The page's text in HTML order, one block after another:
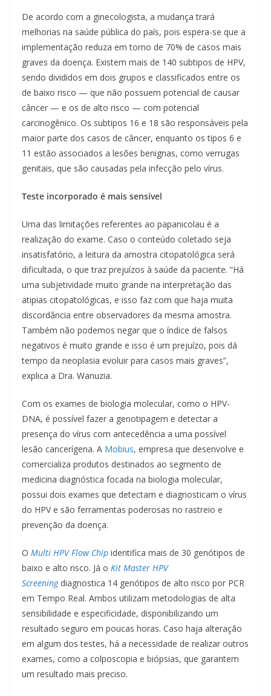
De acordo com a ginecologista, a mudança trará
melhorias na saúde pública do país, pois espera-se que a
implementação reduza em torno de 70% de casos mais
graves da doença. Existem mais de 140 subtipos de HPV,
sendo divididos em dois grupos e classificados entre os
de baixo risco — que não possuem potencial de causar
câncer — e os de alto risco — com potencial
carcinogênico. Os subtipos 16 e 18 são responsáveis pela
maior parte dos casos de câncer, enquanto os tipos 6 e
11 estão associados a lesões benignas, como verrugas
genitais, que são causadas pela infecção pelo vírus.
Teste incorporado é mais sensível
Uma das limitações referentes ao papanicolau é a
realização do exame. Caso o conteúdo coletado seja
insatisfatório, a leitura da amostra citopatológica será
dificultada, o que traz prejuízos à saúde da paciente. “Há
uma subjetividade muito grande na interpretação das
atipias citopatológicas, e isso faz com que haja muita
discordância entre observadores da mesma amostra.
Também não podemos negar que o índice de falsos
negativos é muito grande e isso é um prejuízo, pois dá
tempo da neoplasia evoluir para casos mais graves”,
explica a Dra. Wanuzia.
Com os exames de biologia molecular, como o HPV-
DNA, é possível fazer a genotipagem e detectar a
presença do vírus com antecedência a uma possível
lesão cancerígena. A Mobius, empresa que desenvolve e
comercializa produtos destinados ao segmento de
medicina diagnóstica focada na biologia molecular,
possui dois exames que detectam e diagnosticam o vírus
do HPV e são ferramentas poderosas no rastreio e
prevenção da doença.
O Multi HPV Flow Chip identifica mais de 30 genótipos de
baixo e alto risco. Já o Kit Master HPV
Screeningdiagnostica 14 genótipos de alto risco por PCR
em Tempo Real. Ambos utilizam metodologias de alta
sensibilidade e especificidade, disponibilizando um
resultado seguro em poucas horas. Caso haja alteração
em algum dos testes, há a necessidade de realizar outros
exames, como a colposcopia e biópsias, que garantem
um resultado mais preciso.